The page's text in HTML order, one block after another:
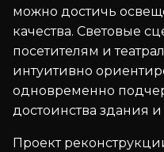
можно достичь
качества. Световые
посетителям и
интуитивно
одновременно
достоинства здания
Проект